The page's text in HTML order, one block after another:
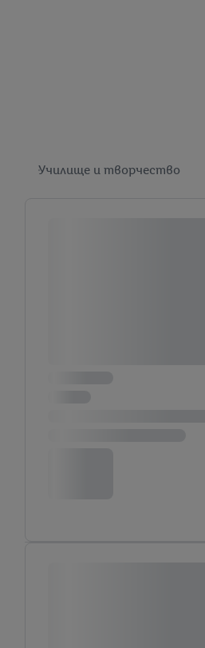
Училище и творчество